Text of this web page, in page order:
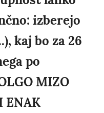
izberejo
kaj bo za 26
po
MIZO
ENAK